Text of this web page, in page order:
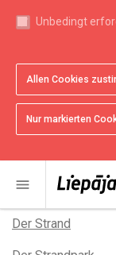
Unbedingt
Allen Cookies
Nur markierten
menu
1 von 5
2 von 5
3 von 5
4 von 5
5 von 5
In der Nähe
Der Strand